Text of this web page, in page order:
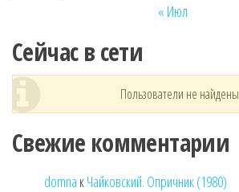
« Июл
Сейчас в сети
Пользователи не найдены
Свежие комментарии
domna кЧайковский. Опричник (1980)